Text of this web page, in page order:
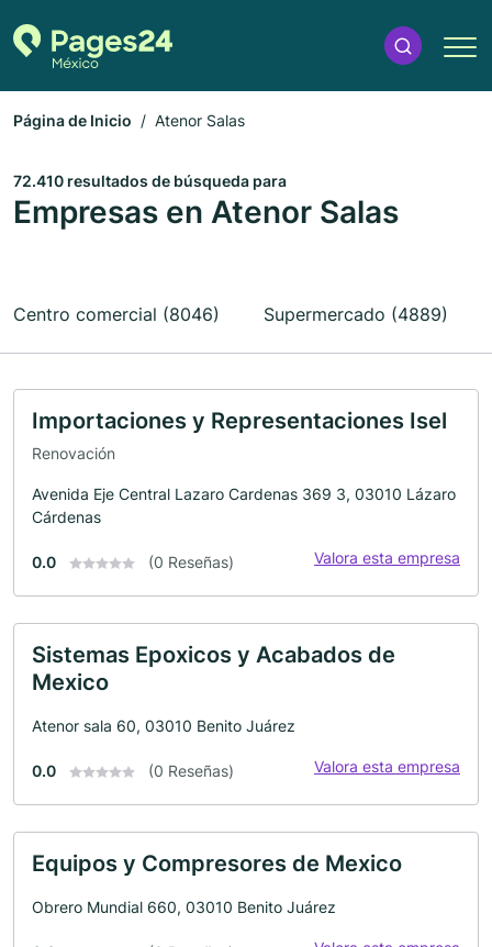
Página de Inicio Atenor Salas
72.410 resultados de búsqueda para
Empresas en Atenor Salas
Centro comercial (8046) Supermercado (4889)
Importaciones y Representaciones Isel
Renovación
Avenida Eje Central Lazaro Cardenas 369 3, 03010 Lázaro
Cárdenas
0.0 (0 Reseñas) Valora esta empresa
Sistemas Epoxicos y Acabados de
Mexico
Atenor sala 60, 03010 Benito Juárez
0.0 (0 Reseñas) Valora esta empresa
Equipos y Compresores de Mexico
Obrero Mundial 660, 03010 Benito Juárez